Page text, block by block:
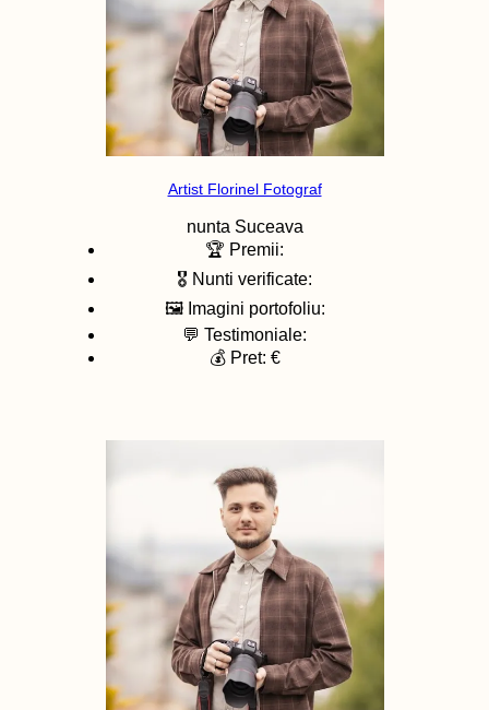
Artist Florinel Fotograf
nunta Suceava
🏆 Premii:
🎖️ Nunti verificate:
🖼️ Imagini portofoliu:
💬 Testimoniale:
💰 Pret: €